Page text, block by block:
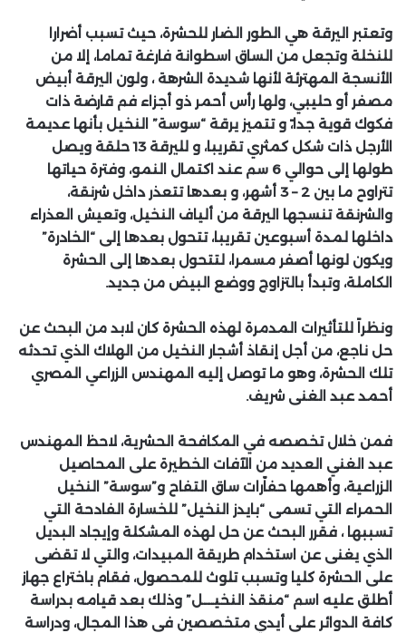
وتعتبر اليرقة هي الطور الضار للحشرة، حيث تسبب أضرارا
للنخلة وتجعل من الساق اسطوانة فارغة تماما، إلا من
الأنسجة المهترئة لأنها شديدة الشرهة ، ولون اليرقة أبيض
مصفر أو حليبي، ولها رأس أحمر ذو أجزاء فم قارضة ذات
فكوك قوية جدا،ً و تتميز يرقة “سوسة” النخيل بأنها عديمة
الأرجل ذات شكل كمثري تقريبا، و لليرقة 13 حلقة ويصل
طولها إلى حوالي 6 سم عند اكتمال النمو، وفترة حياتها
تتراوح ما بين 2 – 3 أشهر، و بعدها تتعذر داخل شرنقة،
والشرنقة تنسجها اليرقة من ألياف النخيل، وتعيش العذراء
داخلها لمدة أسبوعين تقريبا، تتحول بعدها إلى “الخادرة”
ويكون لونها أصفر مسمرا، لتتحول بعدها إلى الحشرة
الكاملة، وتبدأ بالتزاوج ووضع البيض من جديد.
ونظراً للتأثيرات المدمرة لهذه الحشرة كان لابد من البحث عن
حل ناجع، من أجل إنقاذ أشجار النخيل من الهلاك الذي تحدثه
تلك الحشرة، وهو ما توصل إليه المهندس الزراعي المصري
أحمد عبد الغنى شريف.
فمن خلال تخصصه في المكافحة الحشرية، لاحظ المهندس
عبد الغني العديد من الآفات الخطيرة على المحاصيل
الزراعية، وأهمها حفاّرات ساق التفاح و”سوسة” النخيل
الحمراء التي تسمى “بايدز النخيل” للخسارة الفادحة التي
تسببها ، فقرر البحث عن حل لهذه المشكلة وإيجاد البديل
الذي يغنى عن استخدام طريقة المبيدات، والتي لا تقضى
على الحشرة كليا وتسبب تلوث للمحصول، فقام باختراع جهاز
أطلق عليه اسم “منقذ النخيـــل” وذلك بعد قيامه بدراسة
كافة الدوائر على أيدي متخصصين في هذا المجال، ودراسة